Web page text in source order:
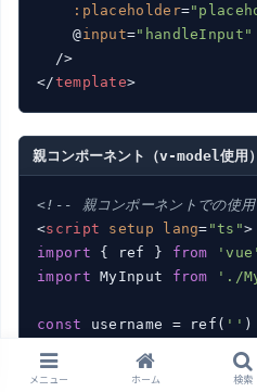
:placeholder=
    @
input="handleInput"
  />
</template>
親コンポーネント（v-model使用）
<!-- 親コンポーネントでの使
<script setup lang= "ts">
import { ref } from
'vue'
import MyInput from './
const username = ref( ''
メニュー ホーム 検索